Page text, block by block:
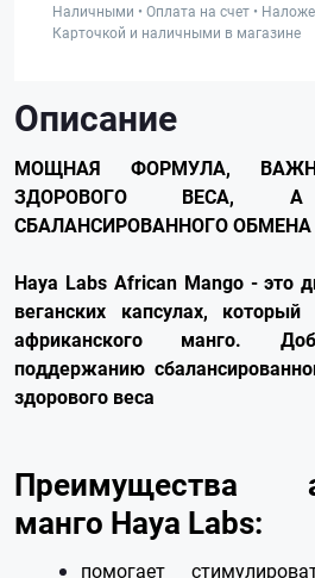
Наличными • Оплата на счет •
Карточкой и наличными в магазине
Описание
МОЩНАЯ ФОРМУЛА,
ЗДОРОВОГО ВЕСА,
СБАЛАНСИРОВАННОГО ОБМЕНА
Haya Labs African Mango - это
веганских капсулах,
африканского манго.
поддержанию
здорового веса
Преимущества
манго Haya Labs:
помогает